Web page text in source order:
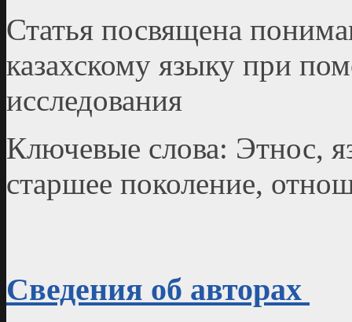
Статья посвящена
казахскому языку при
исследования
Ключевые слова: Этнос,
старшее поколение,
Сведения об авторах